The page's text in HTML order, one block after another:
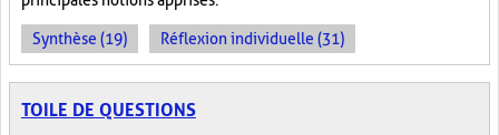
Synthèse (19) Réflexion individuelle (31)
TOILE DE QUESTIONS